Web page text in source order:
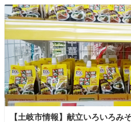
【土岐市情報】献立いろいろみ